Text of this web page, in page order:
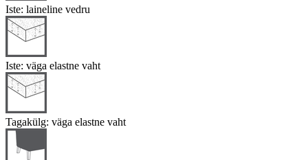
Iste: laineline vedru
Iste: väga elastne vaht
Tagakülg: väga elastne vaht